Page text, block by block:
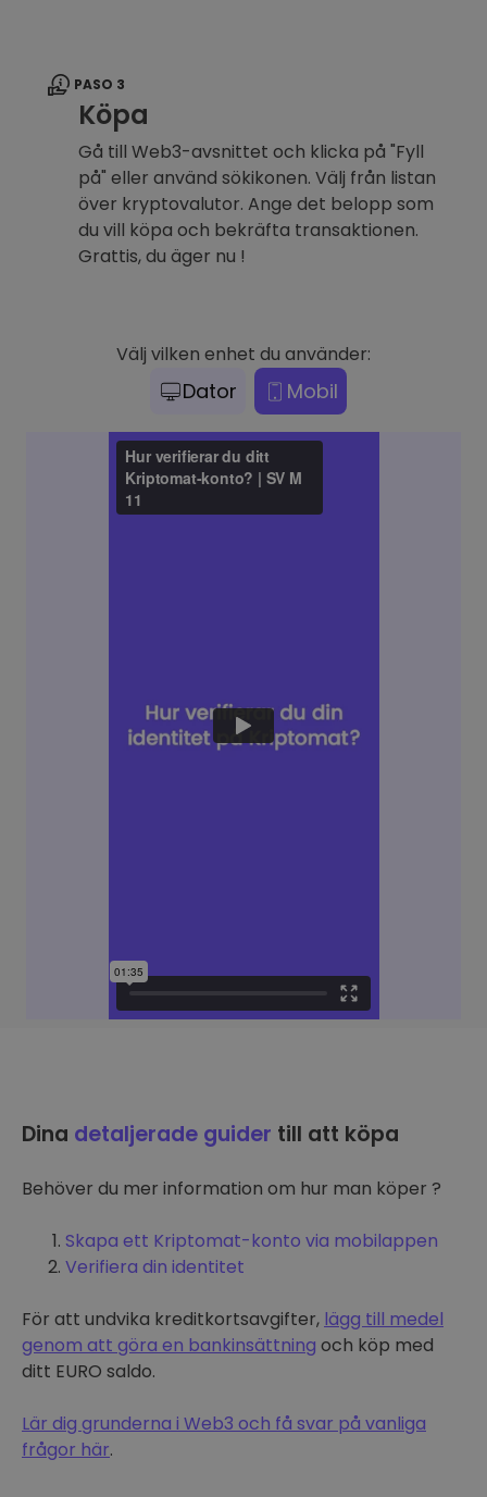
PASO 3
Köpa
Gå till Web3-avsnittet och klicka på "Fyll
på" eller använd sökikonen. Välj från listan
över kryptovalutor. Ange det belopp som
du vill köpa och bekräfta transaktionen.
Grattis, du äger nu !
Välj vilken enhet du använder:
Dator Mobil
Dina detaljerade guider till att köpa
Behöver du mer information om hur man köper ?
Skapa ett Kriptomat-konto via mobilappen
Verifiera din identitet
För att undvika kreditkortsavgifter, lägg till medel
genom att göra en bankinsättning och köp med
ditt EURO saldo.
Lär dig grunderna i Web3 och få svar på vanliga
frågor här.